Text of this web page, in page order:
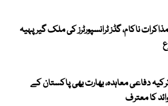
ناکام، گڈز ٹرانسپورٹرز کی ملک گیر پہیہ
دفاعی معاہدہ، بھارت بھی پاکستان کے
کا معترف